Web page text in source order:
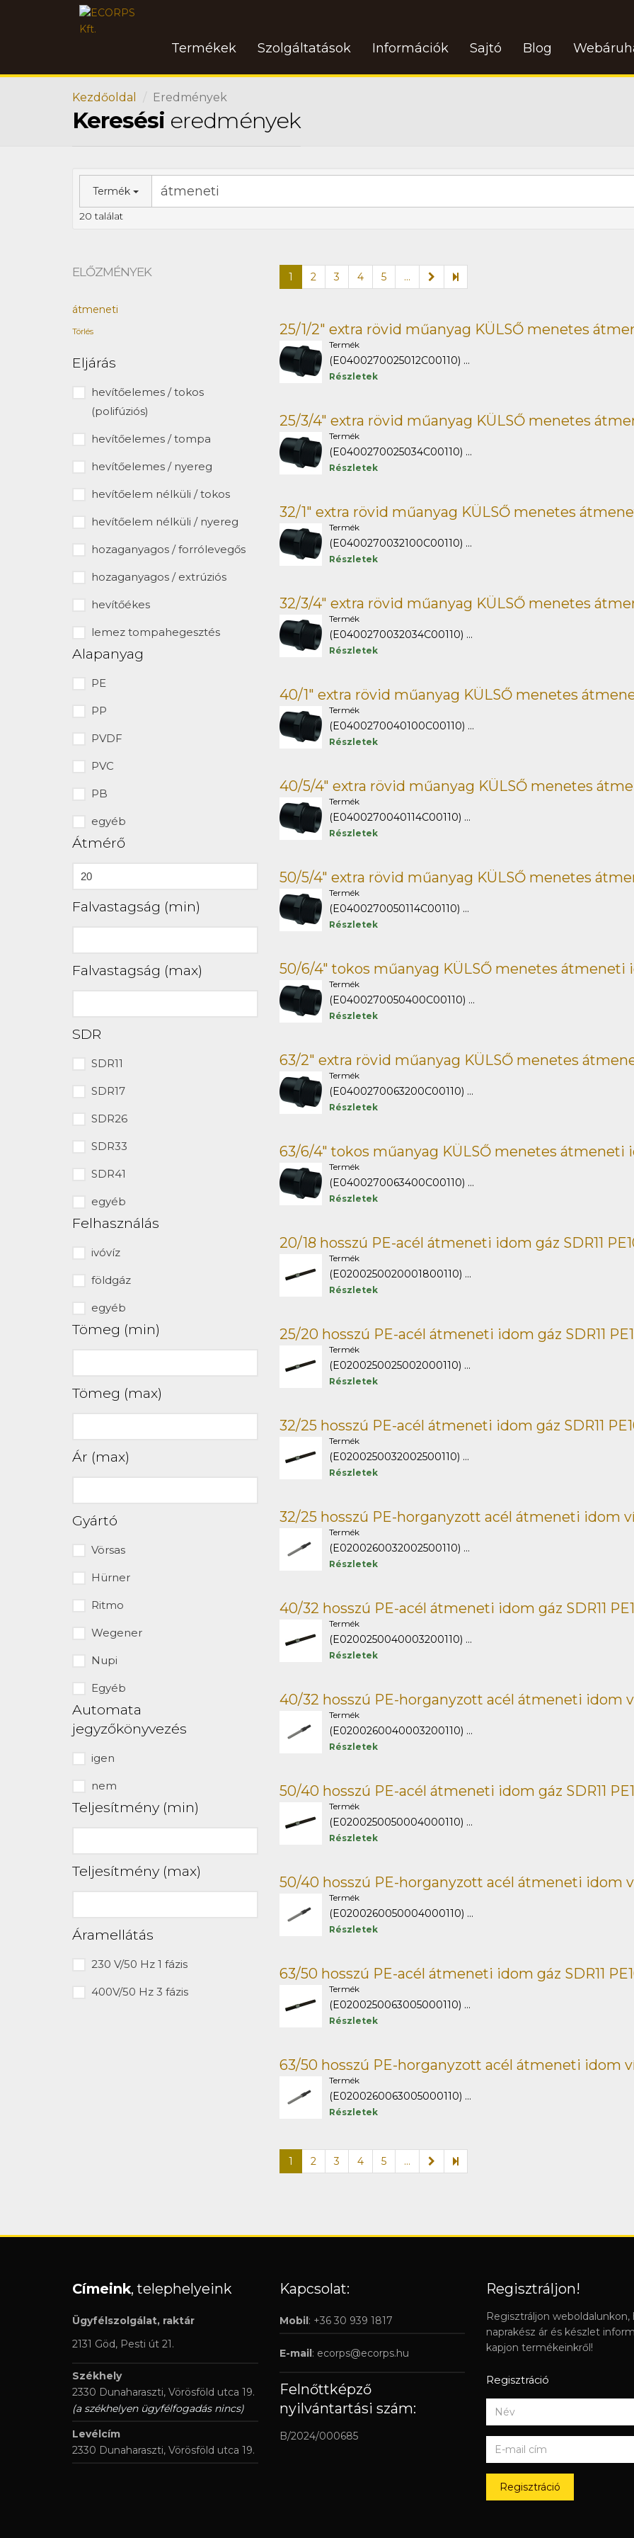
Termékek Szolgáltatások Információk Sajtó Blog
Kezdőoldal Eredmények
Keresési eredmények
Termék
20 találat
ELŐZMÉNYEK
átmeneti
Törlés
Eljárás
hevítőelemes / tokos
(polifúziós)
hevítőelemes / tompa
hevítőelemes / nyereg
hevítőelem nélküli / tokos
hevítőelem nélküli / nyereg
hozaganyagos / forrólevegős
hozaganyagos / extrúziós
hevítőékes
lemez tompahegesztés
Alapanyag
PE
PP
PVDF
PVC
PB
egyéb
Átmérő
Falvastagság (min)
Falvastagság (max)
SDR
SDR11
SDR17
SDR26
SDR33
SDR41
egyéb
Felhasználás
ivóvíz
földgáz
egyéb
Tömeg (min)
Tömeg (max)
Ár (max)
Gyártó
Vörsas
Hürner
Ritmo
Wegener
Nupi
Egyéb
Automata
jegyzőkönyvezés
igen
nem
Teljesítmény (min)
Teljesítmény (max)
Áramellátás
230 V/50 Hz 1 fázis
400V/50 Hz 3 fázis
1 2 3 4 5 ...
25/1/2" extra rövid műanyag KÜLSŐ menetes
Termék
(E0400270025012C00110) ...
Részletek
25/3/4" extra rövid műanyag KÜLSŐ menetes
Termék
(E0400270025034C00110) ...
Részletek
32/1" extra rövid műanyag KÜLSŐ menetes
Termék
(E0400270032100C00110) ...
Részletek
32/3/4" extra rövid műanyag KÜLSŐ menetes
Termék
(E0400270032034C00110) ...
Részletek
40/1" extra rövid műanyag KÜLSŐ menetes
Termék
(E0400270040100C00110) ...
Részletek
40/5/4" extra rövid műanyag KÜLSŐ menetes
Termék
(E0400270040114C00110) ...
Részletek
50/5/4" extra rövid műanyag KÜLSŐ menetes
Termék
(E0400270050114C00110) ...
Részletek
50/6/4" tokos műanyag KÜLSŐ menetes átmeneti
Termék
(E0400270050400C00110) ...
Részletek
63/2" extra rövid műanyag KÜLSŐ menetes
Termék
(E0400270063200C00110) ...
Részletek
63/6/4" tokos műanyag KÜLSŐ menetes átmeneti
Termék
(E0400270063400C00110) ...
Részletek
20/18 hosszú PE-acél átmeneti idom gáz SDR11
Termék
(E0200250020001800110) ...
Részletek
25/20 hosszú PE-acél átmeneti idom gáz SDR11
Termék
(E0200250025002000110) ...
Részletek
32/25 hosszú PE-acél átmeneti idom gáz SDR11
Termék
(E0200250032002500110) ...
Részletek
32/25 hosszú PE-horganyzott acél átmeneti idom
Termék
(E0200260032002500110) ...
Részletek
40/32 hosszú PE-acél átmeneti idom gáz SDR11
Termék
(E0200250040003200110) ...
Részletek
40/32 hosszú PE-horganyzott acél átmeneti idom
Termék
(E0200260040003200110) ...
Részletek
50/40 hosszú PE-acél átmeneti idom gáz SDR11
Termék
(E0200250050004000110) ...
Részletek
50/40 hosszú PE-horganyzott acél átmeneti idom
Termék
(E0200260050004000110) ...
Részletek
63/50 hosszú PE-acél átmeneti idom gáz SDR11
Termék
(E0200250063005000110) ...
Részletek
63/50 hosszú PE-horganyzott acél átmeneti idom
Termék
(E0200260063005000110) ...
Részletek
1 2 3 4 5 ...
Címeink, telephelyeink
Ügyfélszolgálat, raktár
2131 Göd, Pesti út 21.
Székhely
2330 Dunaharaszti, Vörösföld utca 19.
(a székhelyen ügyfélfogadás nincs)
Levélcím
2330 Dunaharaszti, Vörösföld utca 19.
Kapcsolat:
Mobil: +36 30 939 1817
E-mail: ecorps@ecorps.hu
Felnőttképző
nyilvántartási szám:
B/2024/000685
Regisztráljon!
Regisztráljon weboldalunkon,
naprakész ár és készlet
kapjon termékeinkről!
Regisztráció
Regisztráció